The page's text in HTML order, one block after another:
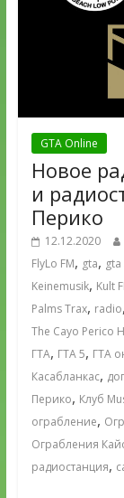
GTA Online
Новое
и
Перико
12.12.2020
FlyLo FM, gta, gta
Keinemusik, Kult
Palms Trax, radio,
The Cayo Perico
ГТА, ГТА 5, ГТА
Касабланкас,
Перико, Клуб
ограбление,
Ограбления
радиостанция,